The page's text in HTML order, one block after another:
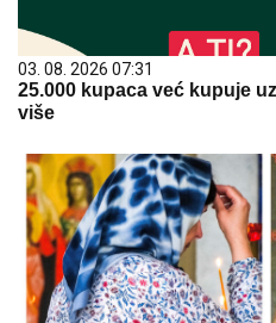
03. 08. 2026 07:31
25.000 kupaca već kupuje
više